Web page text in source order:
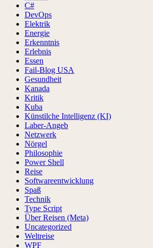
C#
DevOps
Elektrik
Energie
Erkenntnis
Erlebnis
Essen
Fail-Blog USA
Gesundheit
Kanada
Kritik
Kuba
Künstilche Intelligenz (KI)
Laber-Angeb
Netzwerk
Nörgel
Philosophie
Power Shell
Reise
Softwareentwicklung
Spaß
Technik
Type Script
Über Reisen (Meta)
Uncategorized
Weltreise
WPF